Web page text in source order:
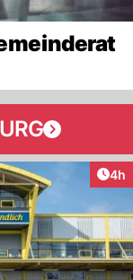
4h